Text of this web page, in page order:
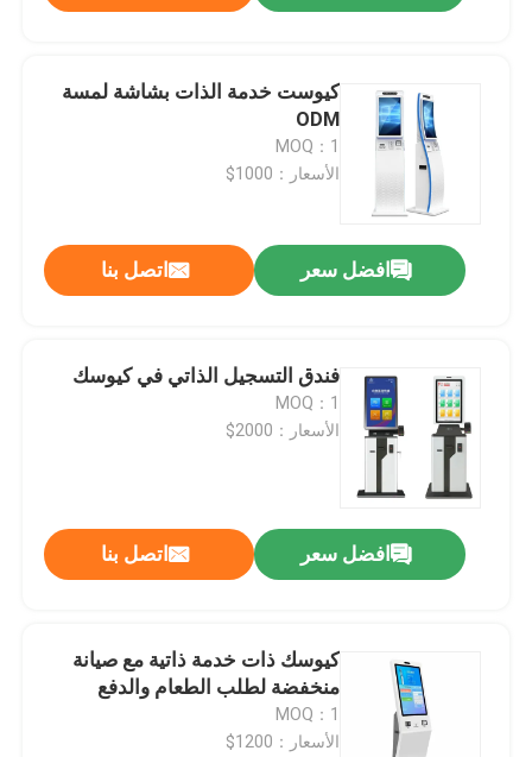
كيوست خدمة الذات بشاشة لمسة
ODM
MOQ：1
الأسعار：1000$
افضل سعر اتصل بنا
فندق التسجيل الذاتي في كيوسك
MOQ：1
الأسعار：2000$
افضل سعر اتصل بنا
كيوسك ذات خدمة ذاتية مع صيانة
منخفضة لطلب الطعام والدفع
MOQ：1
الأسعار：1200$